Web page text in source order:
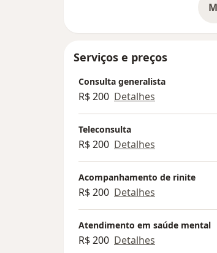
Serviços e preços
Consulta generalista
R$ 200 Detalhes
Teleconsulta
R$ 200 Detalhes
Acompanhamento de rinite
R$ 200 Detalhes
Atendimento em saúde mental
R$ 200 Detalhes